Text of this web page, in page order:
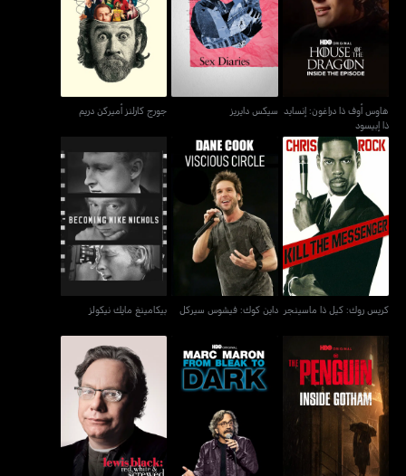
هاوس أوف ذا دراغون:
إنسايد ذا إبيسود
هاوس أوف ذا دراغون: إنسايد
ذا إبيسود
سيكس دايريز
سيكس دايريز
جورج كارلنز أميركن دريم
جورج كارلنز أميركن دريم
كريس روك: كيل ذا
ماسينجر
كريس روك: كيل ذا ماسينجر
داين كوك: فيشوس سيركل
داين كوك: فيشوس سيركل
بيكامينغ مايك نيكولز
بيكامينغ مايك نيكولز
ذا بينغوين: إنسايد جوثام
مارك مارون: فروم بليك تو
دارك
لويس بلاك: ريد، وايت آند
سكرود